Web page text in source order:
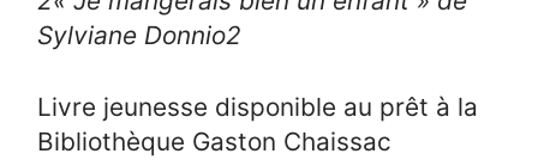
Sylviane Donnio2
Livre jeunesse disponible au prêt à la
Bibliothèque Gaston Chaissac